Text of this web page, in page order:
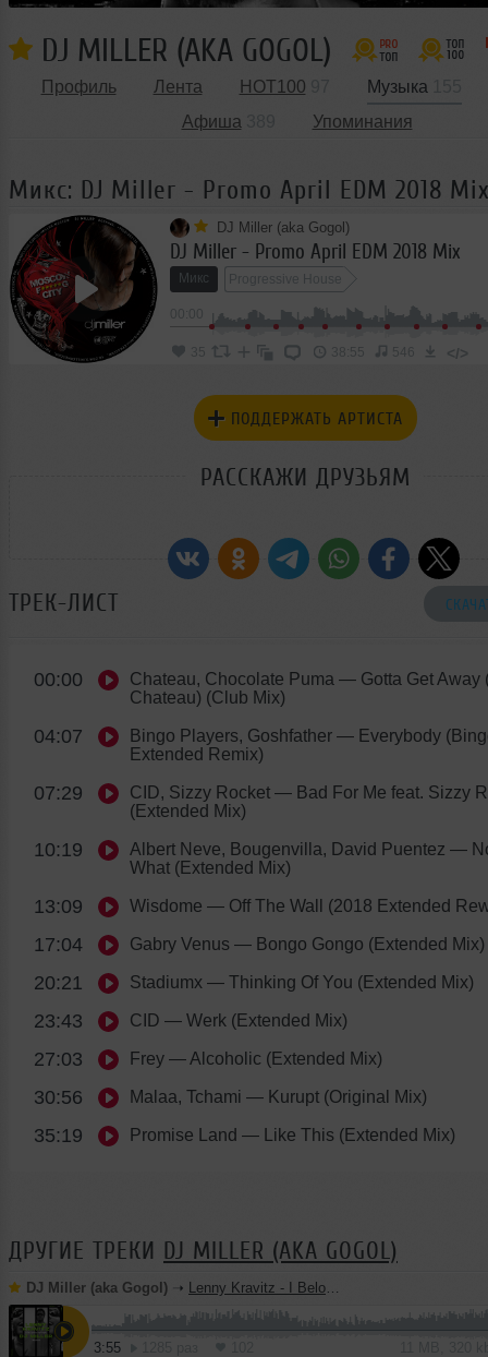
DJ MILLER (AKA GOGOL)
Профиль Лента HOT100 Музыка
Афиша
Упоминания
Микс: DJ Miller - Promo April EDM 2018
DJ Miller (aka Gogol)
DJ Miller - Promo April EDM 2018 Mix
Микс Progressive House
35 38:55 546 </>
ПОДДЕРЖАТЬ АРТИСТА
РАССКАЖИ ДРУЗЬЯМ
ТРЕК-ЛИСТ
00:00 Chateau, Chocolate Puma — Gotta Get Away
Chateau) (Club Mix)
04:07 Bingo Players, Goshfather — Everybody
Extended Remix)
07:29 CID, Sizzy Rocket — Bad For Me feat. Sizzy
(Extended Mix)
10:19 Albert Neve, Bougenvilla, David Puentez —
What (Extended Mix)
13:09 Wisdome — Off The Wall (2018 Extended
17:04 Gabry Venus — Bongo Gongo (Extended Mix)
20:21 Stadiumx — Thinking Of You (Extended Mix)
23:43 CID — Werk (Extended Mix)
27:03 Frey — Alcoholic (Extended Mix)
30:56 Malaa, Tchami — Kurupt (Original Mix)
35:19 Promise Land — Like This (Extended Mix)
ДРУГИЕ ТРЕКИ DJ MILLER (AKA GOGOL)
DJ Miller (aka Gogol) ➝ Lenny Kravitz - I Belong To You (DJ Miller Remix)
3:55